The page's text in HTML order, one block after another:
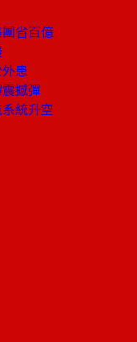
省百億
患
撼彈
統升空